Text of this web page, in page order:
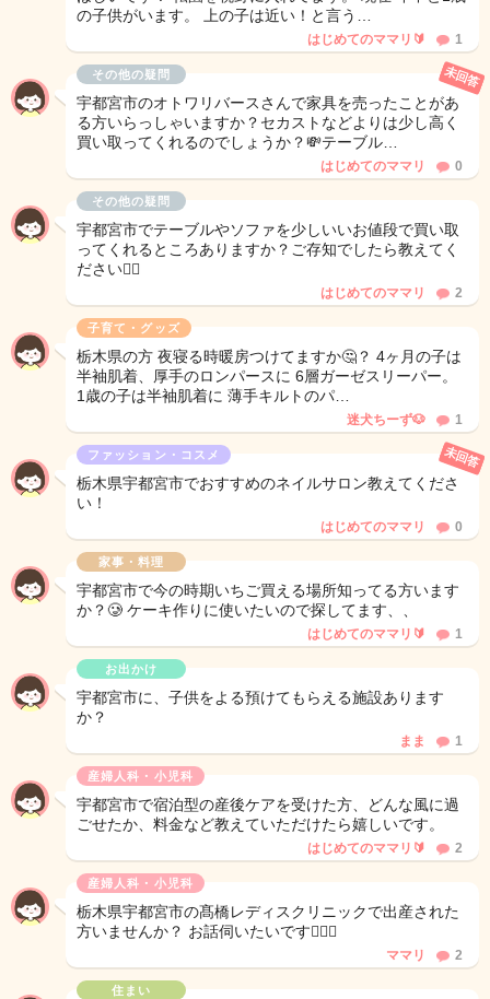
の子供がいます。 上の子は近い！と言う…
はじめてのママリ🔰 1
その他の疑問
宇都宮市のオトワリバースさんで家具を売ったことがあ
る方いらっしゃいますか？セカストなどよりは少し高く
買い取ってくれるのでしょうか？💸テーブル…
未回答
はじめてのママリ 0
その他の疑問
宇都宮市でテーブルやソファを少しいいお値段で買い取
ってくれるところありますか？ご存知でしたら教えてく
ださい🙇‍♀️
はじめてのママリ 2
子育て・グッズ
栃木県の方 夜寝る時暖房つけてますか🤔？ 4ヶ月の子は
半袖肌着、厚手のロンパースに 6層ガーゼスリーパー。
1歳の子は半袖肌着に 薄手キルトのパ…
迷犬ちーず🐶 1
ファッション・コスメ
栃木県宇都宮市でおすすめのネイルサロン教えてくださ
い！
未回答
はじめてのママリ 0
家事・料理
宇都宮市で今の時期いちご買える場所知ってる方います
か？🥲 ケーキ作りに使いたいので探してます、、
はじめてのママリ🔰 1
お出かけ
宇都宮市に、子供をよる預けてもらえる施設あります
か？
まま 1
産婦人科・小児科
宇都宮市で宿泊型の産後ケアを受けた方、どんな風に過
ごせたか、料金など教えていただけたら嬉しいです。
はじめてのママリ🔰 2
産婦人科・小児科
栃木県宇都宮市の髙橋レディスクリニックで出産された
方いませんか？ お話伺いたいです🙇🏻‍♂️
ママリ 2
住まい